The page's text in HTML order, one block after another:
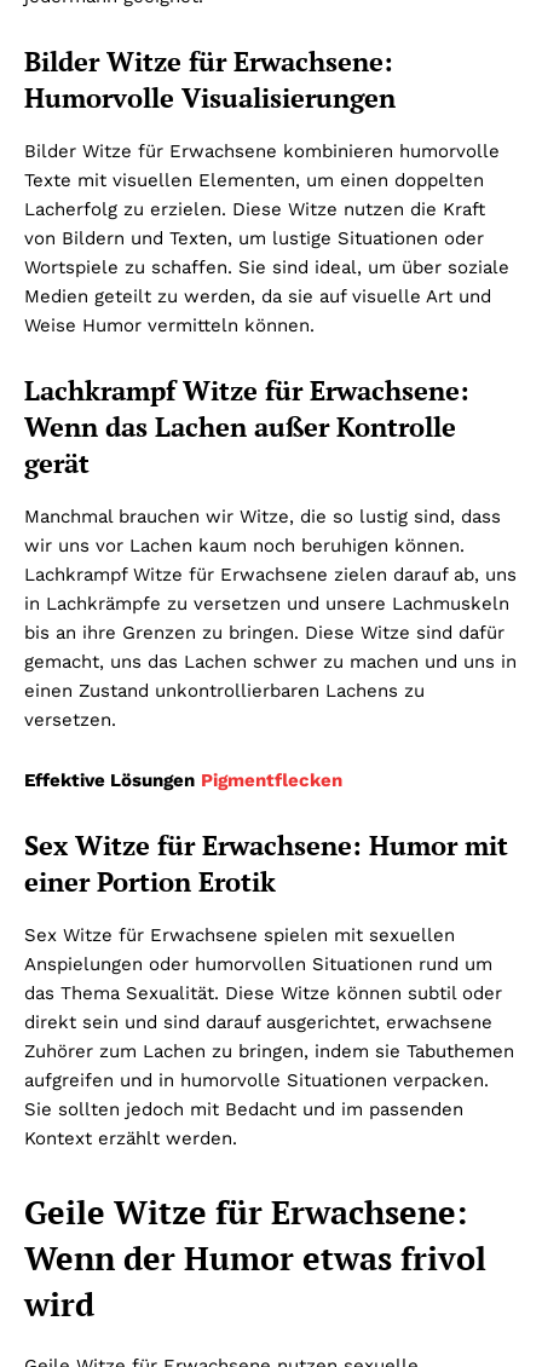
Bilder Witze für Erwachsene:
Humorvolle Visualisierungen
Bilder Witze für Erwachsene kombinieren humorvolle
Texte mit visuellen Elementen, um einen doppelten
Lacherfolg zu erzielen. Diese Witze nutzen die Kraft
von Bildern und Texten, um lustige Situationen oder
Wortspiele zu schaffen. Sie sind ideal, um über soziale
Medien geteilt zu werden, da sie auf visuelle Art und
Weise Humor vermitteln können.
Lachkrampf Witze für Erwachsene:
Wenn das Lachen außer Kontrolle
gerät
Manchmal brauchen wir Witze, die so lustig sind, dass
wir uns vor Lachen kaum noch beruhigen können.
Lachkrampf Witze für Erwachsene zielen darauf ab, uns
in Lachkrämpfe zu versetzen und unsere Lachmuskeln
bis an ihre Grenzen zu bringen. Diese Witze sind dafür
gemacht, uns das Lachen schwer zu machen und uns in
einen Zustand unkontrollierbaren Lachens zu
versetzen.
Effektive Lösungen Pigmentflecken
Sex Witze für Erwachsene: Humor mit
einer Portion Erotik
Sex Witze für Erwachsene spielen mit sexuellen
Anspielungen oder humorvollen Situationen rund um
das Thema Sexualität. Diese Witze können subtil oder
direkt sein und sind darauf ausgerichtet, erwachsene
Zuhörer zum Lachen zu bringen, indem sie Tabuthemen
aufgreifen und in humorvolle Situationen verpacken.
Sie sollten jedoch mit Bedacht und im passenden
Kontext erzählt werden.
Geile Witze für Erwachsene:
Wenn der Humor etwas frivol
wird